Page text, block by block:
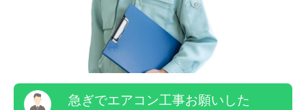
急ぎでエアコン工事お願いした